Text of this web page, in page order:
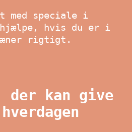
med speciale i
hjælpe, hvis du er i
rigtigt.
der kan give